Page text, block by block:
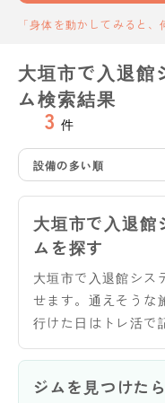
「身体を動かしてみると
大垣市で入退館
ム検索結果
3 件
設備の多い順
大垣市で入退館
ムを探す
大垣市で入退館シス
せます。通えそうな
行けた日はトレ活で
ジムを見つけた